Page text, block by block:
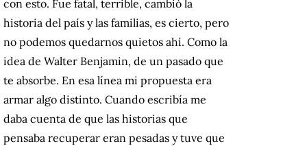
con esto. Fue fatal, terrible, cambió la
historia del país y las familias, es cierto, pero
no podemos quedarnos quietos ahí. Como la
idea de Walter Benjamin, de un pasado que
te absorbe. En esa línea mi propuesta era
armar algo distinto. Cuando escribía me
daba cuenta de que las historias que
pensaba recuperar eran pesadas y tuve que